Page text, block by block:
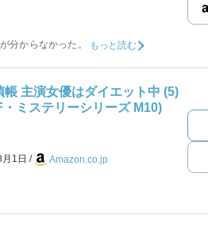
分からなかった。 もっと読む
主演女優はダイエット中 (5)
ミステリーシリーズ M10)
1日 Amazon.co.jp